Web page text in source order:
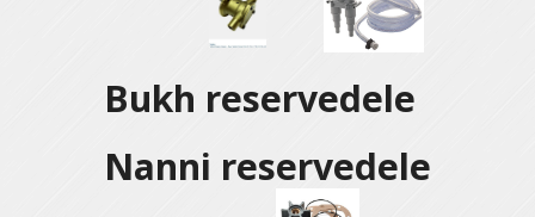
Bukh reservedele
Nanni reservedele